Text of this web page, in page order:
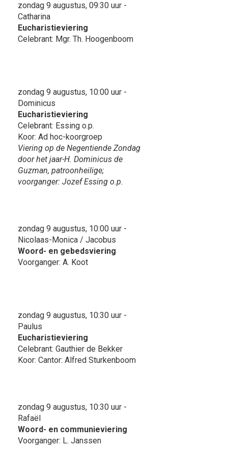
zondag 9 augustus, 09:30 uur -
Catharina
Eucharistieviering
Celebrant: Mgr. Th. Hoogenboom
zondag 9 augustus, 10:00 uur -
Dominicus
Eucharistieviering
Celebrant: Essing o.p.
Koor: Ad hoc-koorgroep
Viering op de Negentiende Zondag
door het jaar-H. Dominicus de
Guzman, patroonheilige;
voorganger: Jozef Essing o.p.
zondag 9 augustus, 10:00 uur -
Nicolaas-Monica / Jacobus
Woord- en gebedsviering
Voorganger: A. Koot
zondag 9 augustus, 10:30 uur -
Paulus
Eucharistieviering
Celebrant: Gauthier de Bekker
Koor: Cantor: Alfred Sturkenboom
zondag 9 augustus, 10:30 uur -
Rafaël
Woord- en communieviering
Voorganger: L. Janssen